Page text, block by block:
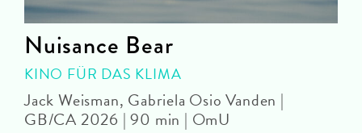
Nuisance Bear
KINO FÜR DAS KLIMA
Jack Weisman, Gabriela Osio Vanden |
GB/CA 2026 | 90 min | OmU